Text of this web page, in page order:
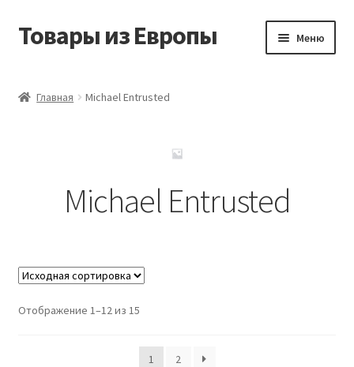
Перейти
Перейти
Товары из Европы Меню
Заказать товары из Европы
Контакты
Мой аккаунт
Главная Michael Entrusted
Michael Entrusted
Отображение 1–12 из 15
1 2